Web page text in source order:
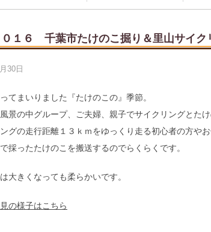
０１６ 千葉市たけのこ掘り＆里山サイク
30日
てまいりました『たけのこの』季節。
景の中グループ、ご夫婦、親子でサイクリングとた
グの走行距離１３ｋｍをゆっくり走る初心者の方や
採ったたけのこを搬送するのでらくらくです。
大きくなっても柔らかいです。
の様子はこちら